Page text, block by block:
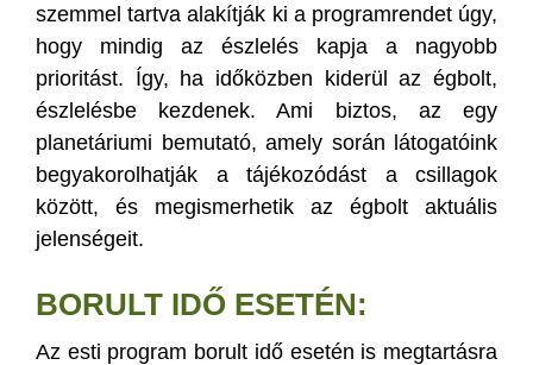
szemmel tartva alakítják ki a programrendet úgy,
hogy mindig az észlelés kapja a nagyobb
prioritást. Így, ha időközben kiderül az égbolt,
észlelésbe kezdenek. Ami biztos, az egy
planetáriumi bemutató, amely során látogatóink
begyakorolhatják a tájékozódást a csillagok
között, és megismerhetik az égbolt aktuális
jelenségeit.
BORULT IDŐ ESETÉN:
Az esti program borult idő esetén is megtartásra